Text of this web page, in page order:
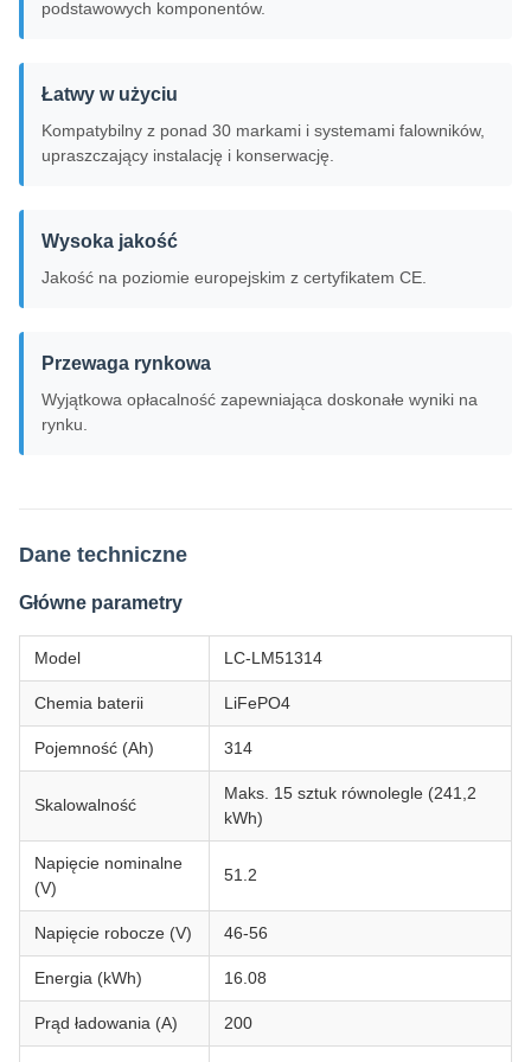
podstawowych komponentów.
Łatwy w użyciu
Kompatybilny z ponad 30 markami i systemami falowników,
upraszczający instalację i konserwację.
Wysoka jakość
Jakość na poziomie europejskim z certyfikatem CE.
Przewaga rynkowa
Wyjątkowa opłacalność zapewniająca doskonałe wyniki na
rynku.
Dane techniczne
Główne parametry
Model LC-LM51314
Chemia baterii LiFePO4
Pojemność (Ah) 314
Skalowalność
Maks. 15 sztuk równolegle (241,2
kWh)
Napięcie nominalne
(V)
51.2
Napięcie robocze (V) 46-56
Energia (kWh) 16.08
Prąd ładowania (A) 200